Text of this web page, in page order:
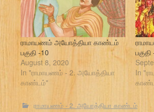
ராமாயணம் அயோத்தியா காண்டம்
பகுதி -10
August 8, 2020
In "ராமாயணம் - 2. அயோத்தியா
காண்டம்"
In
ராமாயணம் - 2. அயோத்தியா காண்டம்